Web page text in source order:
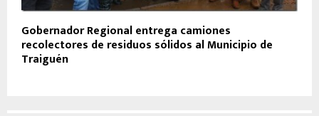
Gobernador Regional entrega camiones
recolectores de residuos sólidos al Municipio de
Traiguén